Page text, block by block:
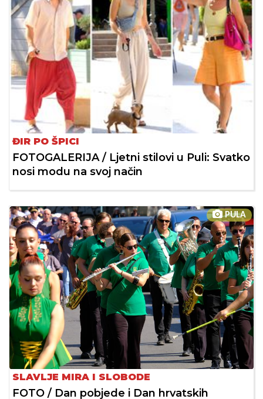
ĐIR PO ŠPICI
FOTOGALERIJA / Ljetni stilovi u Puli: Svatko
nosi modu na svoj način
PULA
SLAVLJE MIRA I SLOBODE
FOTO / Dan pobjede i Dan hrvatskih